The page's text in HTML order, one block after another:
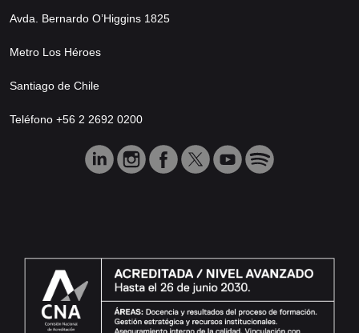
Avda. Bernardo O’Higgins 1825
Metro Los Héroes
Santiago de Chile
Teléfono +56 2 2692 0200